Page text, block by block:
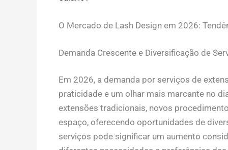
O Mercado de Lash Design em 2026:
Demanda Crescente e Diversificação de
Em 2026, a demanda por serviços de
praticidade e um olhar mais marcante no
extensões tradicionais, novos
espaço, oferecendo oportunidades de
serviços pode significar um aumento